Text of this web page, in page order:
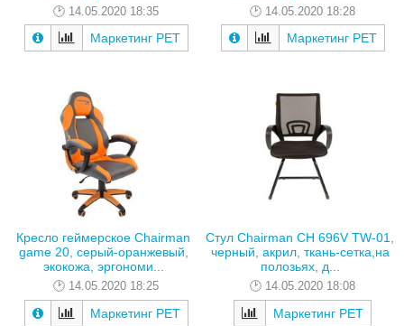
14.05.2020 18:35
Маркетинг РЕТ
14.05.2020 18:28
Маркетинг РЕТ
Кресло геймерское Chairman
game 20, серый-оранжевый,
экокожа, эргономи...
14.05.2020 18:25
Маркетинг РЕТ
Стул Chairman CH 696V TW-01,
черный, акрил, ткань-сетка,на
полозьях, д...
14.05.2020 18:08
Маркетинг РЕТ